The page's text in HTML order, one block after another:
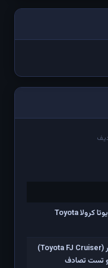
نقد و بررسی امکانات و مشخصات فنی تویوتا کرولا Toyota
نقد و بررسی تخصصی تویوتا اف جی کروزر (Toyota FJ Cruiser)
و تست تصادف